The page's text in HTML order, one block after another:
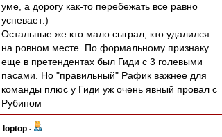
уме, а дорогу как-то перебежать все равно
успевает:)
Остальные же кто мало сыграл, кто удалился
на ровном месте. По формальному признаку
еще в претендентах был Гиди с 3 голевыми
пасами. Но "правильный" Рафик важнее для
команды плюс у Гиди уж очень явный провал с
Рубином
loptop -